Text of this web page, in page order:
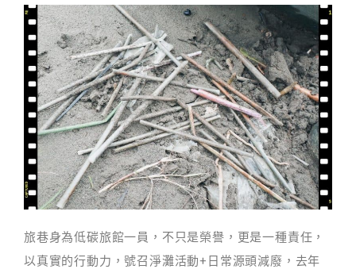
旅巷身為低碳旅館一員，不只是榮譽，更是一種責任，
以真實的行動力，號召淨灘活動+日常源頭減廢，去年